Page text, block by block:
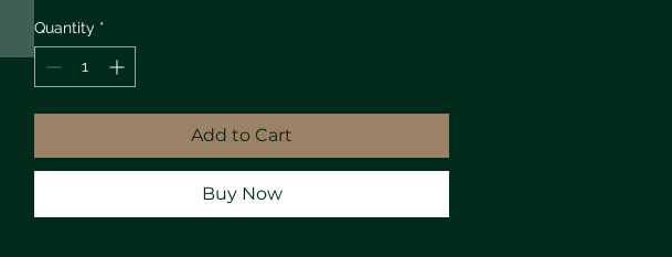
Quantity *
Add to Cart
Buy Now